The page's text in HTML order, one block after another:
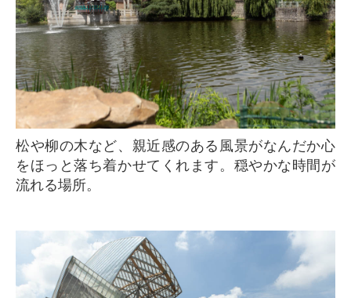
松や柳の木など、親近感のある風景がなんだか心
をほっと落ち着かせてくれます。穏やかな時間が
流れる場所。